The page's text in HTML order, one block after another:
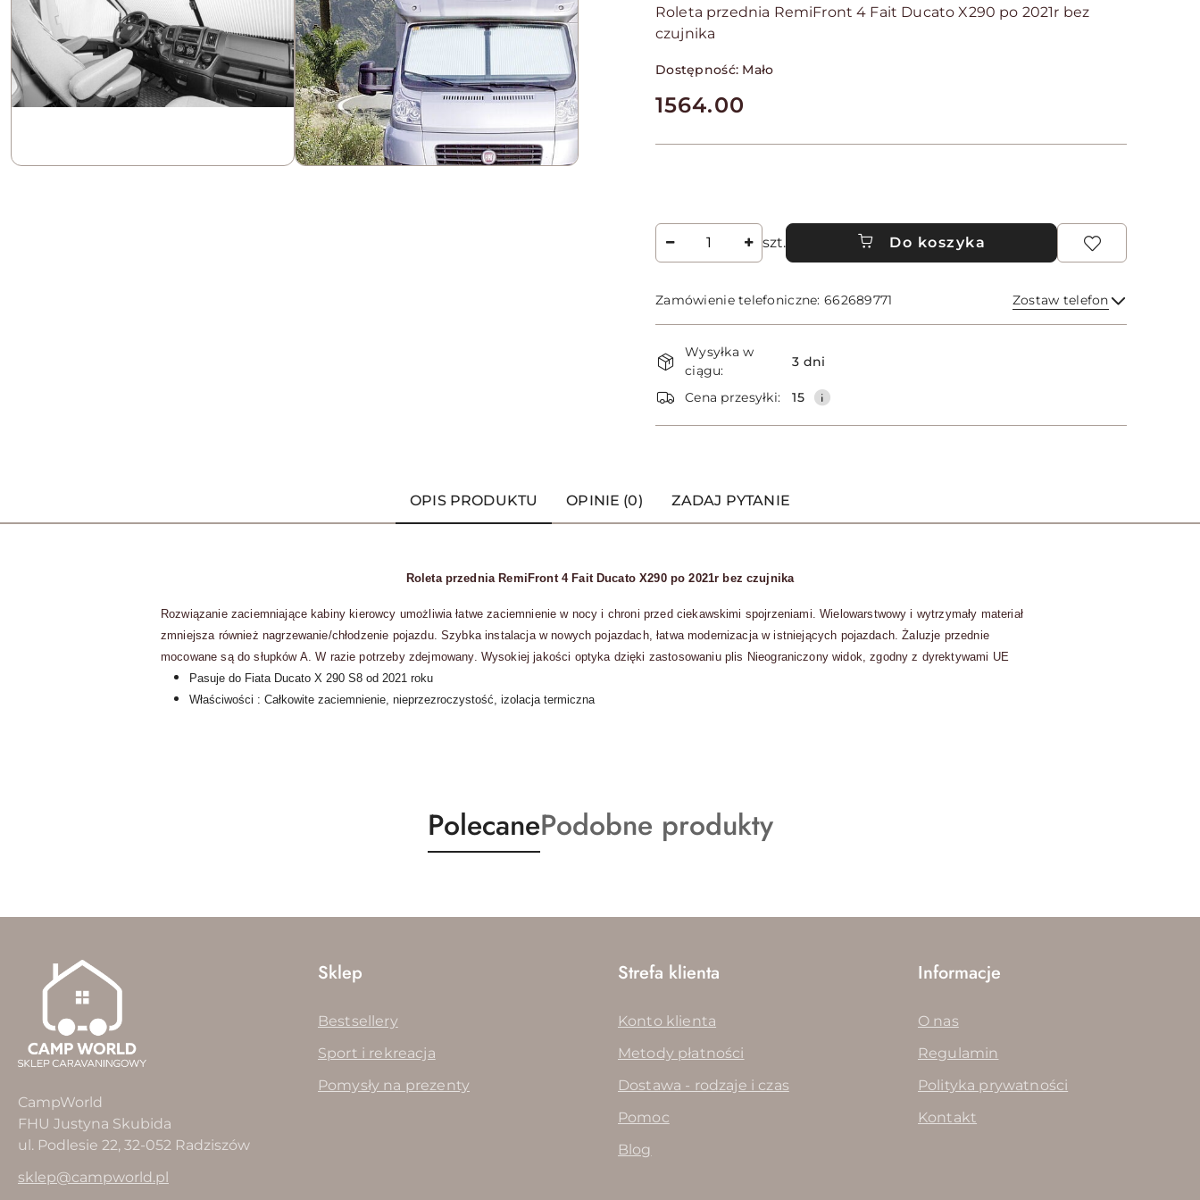
Roleta przednia RemiFront 4 Fait Ducato X290 po 2021r bez
czujnika
Dostępność: Mało
cena:
1564.00
Ilość
szt. Do koszyka
Zamówienie telefoniczne: 662689771 Zostaw telefon
Wyślij
Dostępność
i
dostawa
Wysyłka w
ciągu:
3 dni
Cena przesyłki: 15
OPIS PRODUKTU OPINIE (0) ZADAJ PYTANIE
Roleta przednia RemiFront 4 Fait Ducato X290 po 2021r bez czujnika
Rozwiązanie zaciemniające kabiny kierowcy umożliwia łatwe zaciemnienie w nocy i chroni przed ciekawskimi spojrzeniami. Wielowarstwowy i wytrzymały materiał
zmniejsza również nagrzewanie/chłodzenie pojazdu. Szybka instalacja w nowych pojazdach, łatwa modernizacja w istniejących pojazdach. Żaluzje przednie
mocowane są do słupków A. W razie potrzeby zdejmowany. Wysokiej jakości optyka dzięki zastosowaniu plis Nieograniczony widok, zgodny z dyrektywami UE
Pasuje do Fiata Ducato X 290 S8 od 2021 roku
Właściwości : Całkowite zaciemnienie, nieprzezroczystość, izolacja termiczna
Produkty
o
PolecaneProdukty
o
Podobne produkty
CampWorld
FHU Justyna Skubida
ul. Podlesie 22, 32-052 Radziszów
sklep@campworld.pl
Sklep
Bestsellery
Sport i rekreacja
Pomysły na prezenty
Strefa klienta
Konto klienta
Metody płatności
Dostawa - rodzaje i czas
Pomoc
Blog
Informacje
O nas
Regulamin
Polityka prywatności
Kontakt